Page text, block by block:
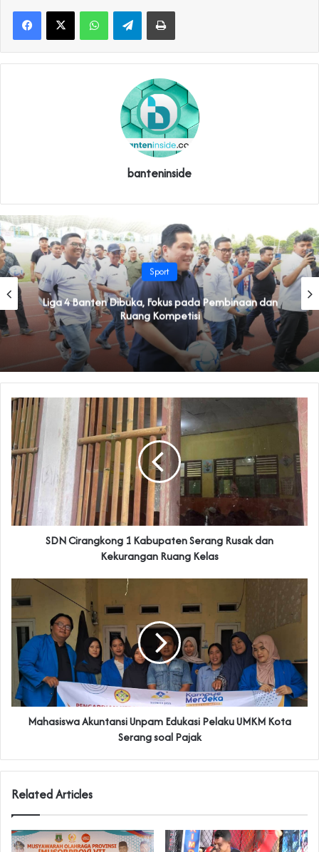
WhatsAppTelegramPrint
banteninside
Sport
Liga 4 Banten Dibuka, Fokus pada Pembinaan dan
Ruang Kompetisi
‎SDN Cirangkong 1 Kabupaten Serang Rusak dan
Kekurangan Ruang Kelas‎
‎Mahasiswa Akuntansi Unpam Edukasi Pelaku UMKM Kota
Serang soal Pajak
Related Articles